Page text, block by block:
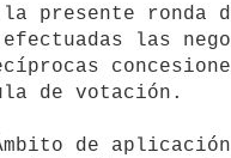
presente ronda
las
de votación.
Ámbito de